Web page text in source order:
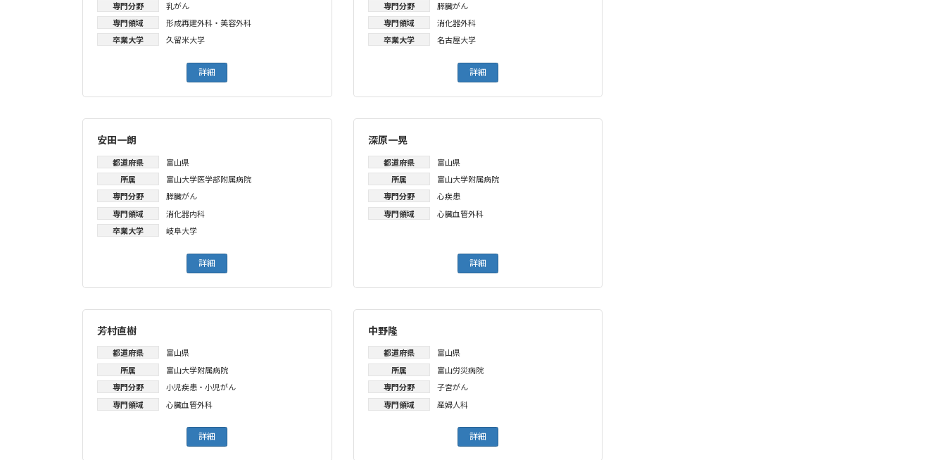
専門分野
乳がん
専門領域
形成再建外科・美容外科
卒業大学
久留米大学
詳細
専門分野
膵臓がん
専門領域
消化器外科
卒業大学
名古屋大学
詳細
安田一朗
都道府県
富山県
所属
富山大学医学部附属病院
専門分野
膵臓がん
専門領域
消化器内科
卒業大学
岐阜大学
詳細
深原一晃
都道府県
富山県
所属
富山大学附属病院
専門分野
心疾患
専門領域
心臓血管外科
詳細
芳村直樹
都道府県
富山県
所属
富山大学附属病院
専門分野
小児疾患・小児がん
専門領域
心臓血管外科
詳細
中野隆
都道府県
富山県
所属
富山労災病院
専門分野
子宮がん
専門領域
産婦人科
詳細